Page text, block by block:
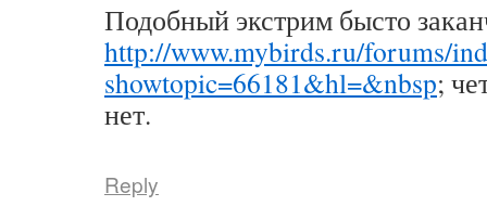
Подобный экстрим бысто
http://www.mybirds.ru/forums/
showtopic=66181&hl=&nbsp;
нет.
Reply